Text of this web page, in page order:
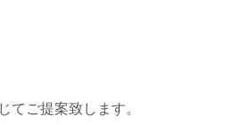
ご提案致します。